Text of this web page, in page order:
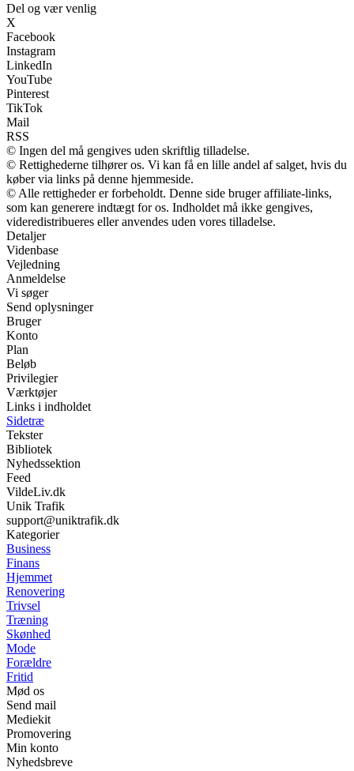
Del og vær venlig
X
Facebook
Instagram
LinkedIn
YouTube
Pinterest
TikTok
Mail
RSS
© Ingen del må gengives uden skriftlig tilladelse.
© Rettighederne tilhører os. Vi kan få en lille andel af salget, hvis du
køber via links på denne hjemmeside.
© Alle rettigheder er forbeholdt. Denne side bruger affiliate-links,
som kan generere indtægt for os. Indholdet må ikke gengives,
videredistribueres eller anvendes uden vores tilladelse.
Detaljer
Videnbase
Vejledning
Anmeldelse
Vi søger
Send oplysninger
Bruger
Konto
Plan
Beløb
Privilegier
Værktøjer
Links i indholdet
Sidetræ
Tekster
Bibliotek
Nyhedssektion
Feed
VildeLiv.dk
Unik Trafik
support@uniktrafik.dk
Kategorier
Business
Finans
Hjemmet
Renovering
Trivsel
Træning
Skønhed
Mode
Forældre
Fritid
Mød os
Send mail
Mediekit
Promovering
Min konto
Nyhedsbreve